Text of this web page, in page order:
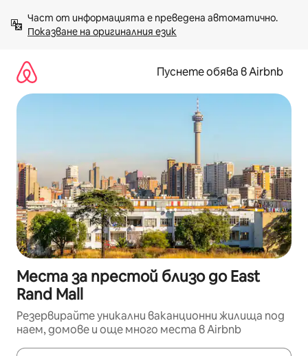
към
съдържанието
Показване на оригиналния език
Пуснете обява в Airbnb
Места за престой близо до East
Rand Mall
Резервирайте уникални ваканционни жилища под
наем, домове и още много места в Airbnb